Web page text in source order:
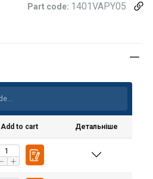
Part code: 1401VAPY05
Add to cart Детальніше